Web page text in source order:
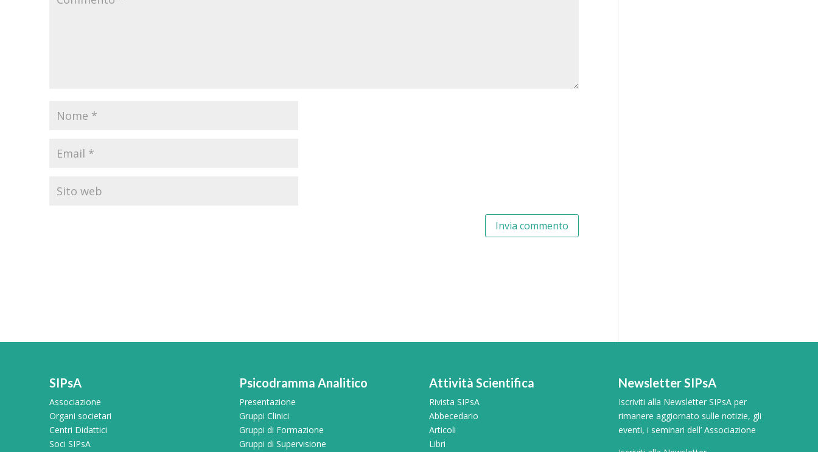
SIPsA
Associazione
Organi societari
Centri Didattici
Soci SIPsA
Psicodramma Analitico
Presentazione
Gruppi Clinici
Gruppi di Formazione
Gruppi di Supervisione
Attività Scientifica
Rivista SIPsA
Abbecedario
Articoli
Libri
Newsletter SIPsA
Iscriviti alla Newsletter SIPsA per
rimanere aggiornato sulle notizie, gli
eventi, i seminari dell’ Associazione